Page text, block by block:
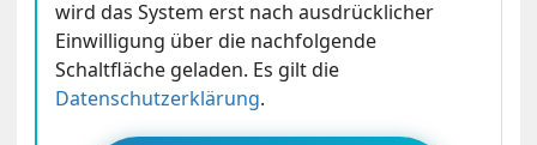
wird das System erst nach ausdrücklicher
Einwilligung über die nachfolgende
Schaltfläche geladen. Es gilt die
Datenschutzerklärung.